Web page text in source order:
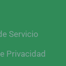
Servicio
Privacidad